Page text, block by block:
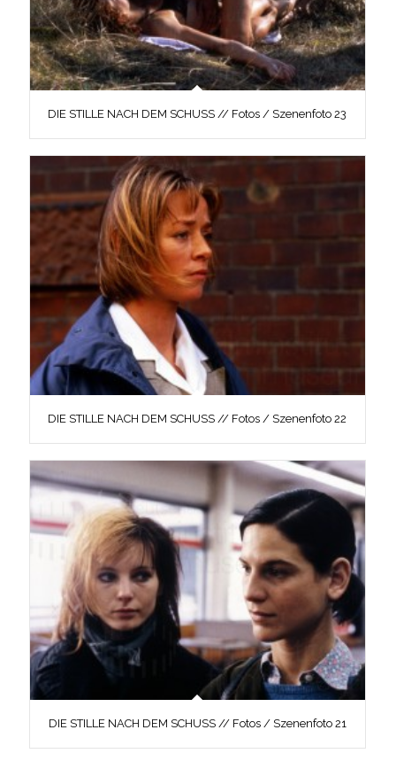
DIE STILLE NACH DEM SCHUSS // Fotos / Szenenfoto 23
DIE STILLE NACH DEM SCHUSS // Fotos / Szenenfoto 22
DIE STILLE NACH DEM SCHUSS // Fotos / Szenenfoto 21